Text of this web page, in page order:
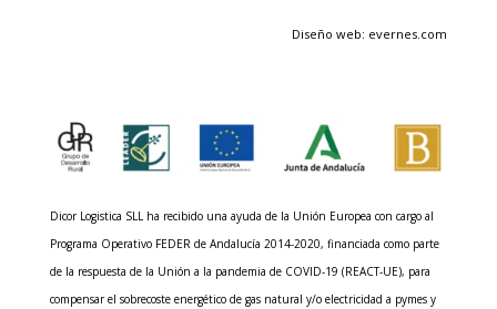
Diseño web: evernes.com
Dicor Logistica SLL ha recibido una ayuda de la Unión Europea con cargo al
Programa Operativo FEDER de Andalucía 2014-2020, financiada como parte
de la respuesta de la Unión a la pandemia de COVID-19 (REACT-UE), para
compensar el sobrecoste energético de gas natural y/o electricidad a pymes y